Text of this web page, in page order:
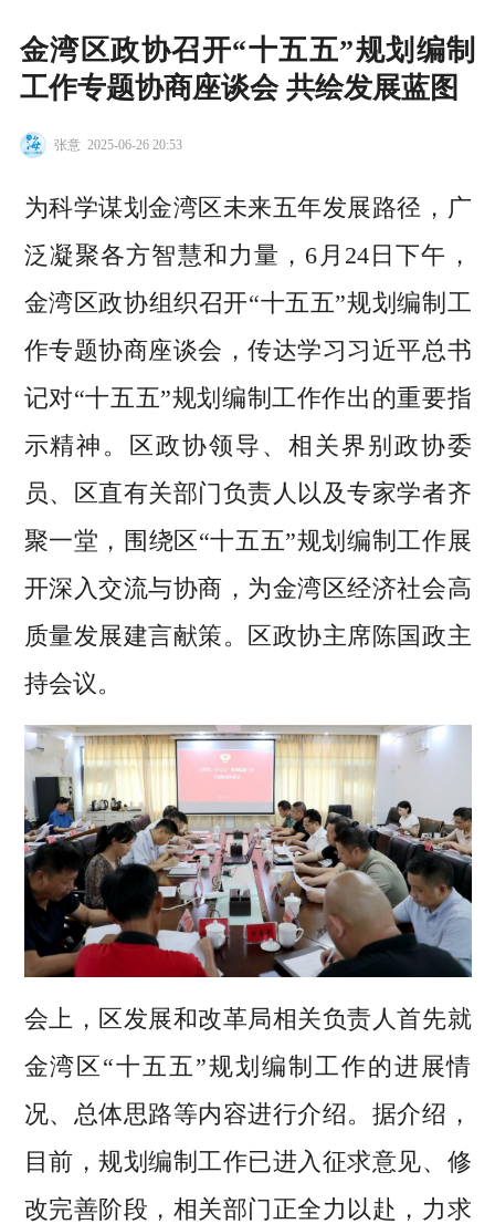
金湾区政协召开“十五五”规划编制
工作专题协商座谈会 共绘发展蓝图
张意 2025-06-26 20:53
为科学谋划金湾区未来五年发展路径，广
泛凝聚各方智慧和力量，6月24日下午，
金湾区政协组织召开“十五五”规划编制工
作专题协商座谈会，传达学习习近平总书
记对“十五五”规划编制工作作出的重要指
示精神。区政协领导、相关界别政协委
员、区直有关部门负责人以及专家学者齐
聚一堂，围绕区“十五五”规划编制工作展
开深入交流与协商，为金湾区经济社会高
质量发展建言献策。区政协主席陈国政主
持会议。
会上，区发展和改革局相关负责人首先就
金湾区“十五五”规划编制工作的进展情
况、总体思路等内容进行介绍。据介绍，
目前，规划编制工作已进入征求意见、修
改完善阶段，相关部门正全力以赴，力求